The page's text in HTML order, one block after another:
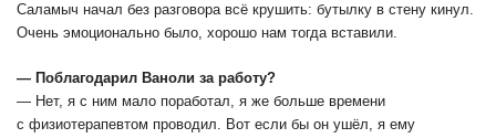
Саламыч начал без разговора всё крушить: бутылку в стену кинул.
Очень эмоционально было, хорошо нам тогда вставили.
― Поблагодарил Ваноли за работу?
― Нет, я с ним мало поработал, я же больше времени
с физиотерапевтом проводил. Вот если бы он ушёл, я ему